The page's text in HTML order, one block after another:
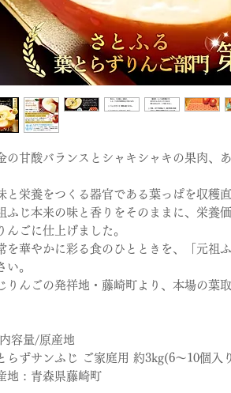
の甘酸バランスとシャキシャキの果肉、
と栄養をつくる器官である葉っぱを収穫
ふじ本来の味と香りをそのままに、栄養
んごに仕上げました。
を華やかに彩る食のひとときを、「元祖
い。
りんごの発祥地・藤崎町より、本場の葉
容量/原産地
らずサンふじ ご家庭用 約3kg(6～10個入
地 : 青森県藤崎町